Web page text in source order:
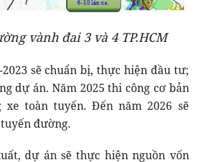
vành đai 3 và 4 TP.HCM
sẽ chuẩn bị, thực hiện đầu tư;
dự án. Năm 2025 thi công cơ bản
xe toàn tuyến. Đến năm 2026 sẽ
đường.
dự án sẽ thực hiện nguồn vốn